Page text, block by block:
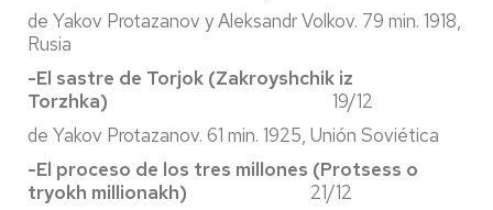
de Yakov Protazanov y Aleksandr Volkov. 79 min. 1918,
Rusia
-El sastre de Torjok (Zakroyshchik iz
Torzhka) 19/12
de Yakov Protazanov. 61 min. 1925, Unión Soviética
-El proceso de los tres millones (Protsess o
tryokh millionakh) 21/12